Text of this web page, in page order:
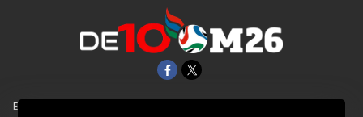
EL UNIVERSAL